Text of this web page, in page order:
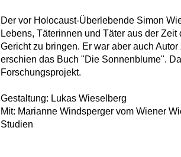
Der vor Holocaust-Überlebende Simon
Lebens, Täterinnen und Täter aus der
Gericht zu bringen. Er war aber auch
erschien das Buch "Die Sonnenblume".
Forschungsprojekt.
Gestaltung: Lukas Wieselberg
Mit: Marianne Windsperger vom Wiener
Studien